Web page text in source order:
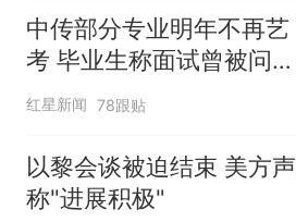
时
中传部分专业明年不再艺
考 毕业生称面试曾被问
“如何策划晚会” 专家：遏
制“艺考捷径化”
红星新闻 78跟贴
以黎会谈被迫结束 美方声
称"进展积极"